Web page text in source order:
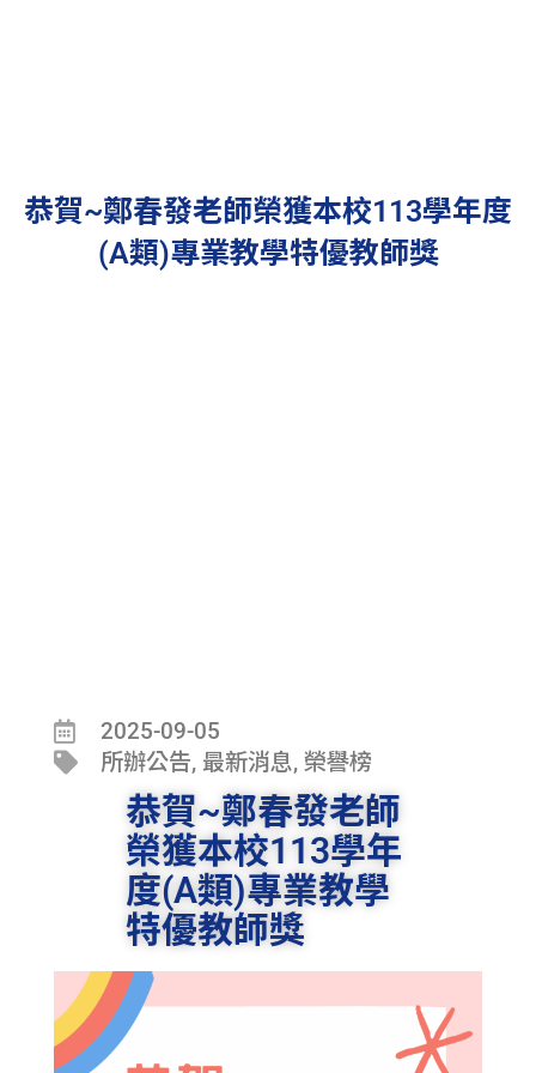
恭賀~鄭春發老師榮獲本校113學年度
(A類)專業教學特優教師獎
2025-09-05
所辦公告, 最新消息, 榮譽榜
恭賀~鄭春發老師
榮獲本校113學年
度(A類)專業教學
特優教師獎